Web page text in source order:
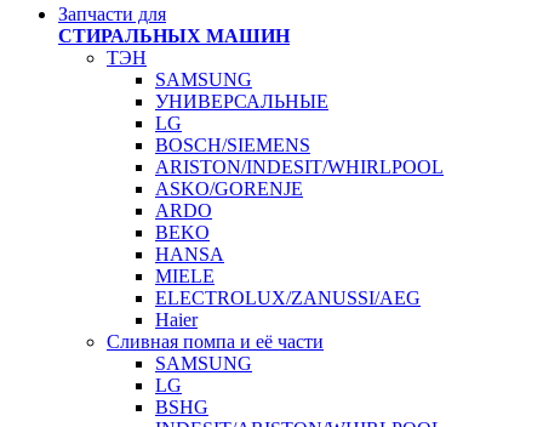
Запчасти для
СТИРАЛЬНЫХ МАШИН
ТЭН
SAMSUNG
УНИВЕРСАЛЬНЫЕ
LG
BOSCH/SIEMENS
ARISTON/INDESIT/WHIRLPOOL
ASKO/GORENJE
ARDO
BEKO
HANSA
MIELE
ELECTROLUX/ZANUSSI/AEG
Haier
Сливная помпа и её части
SAMSUNG
LG
BSHG